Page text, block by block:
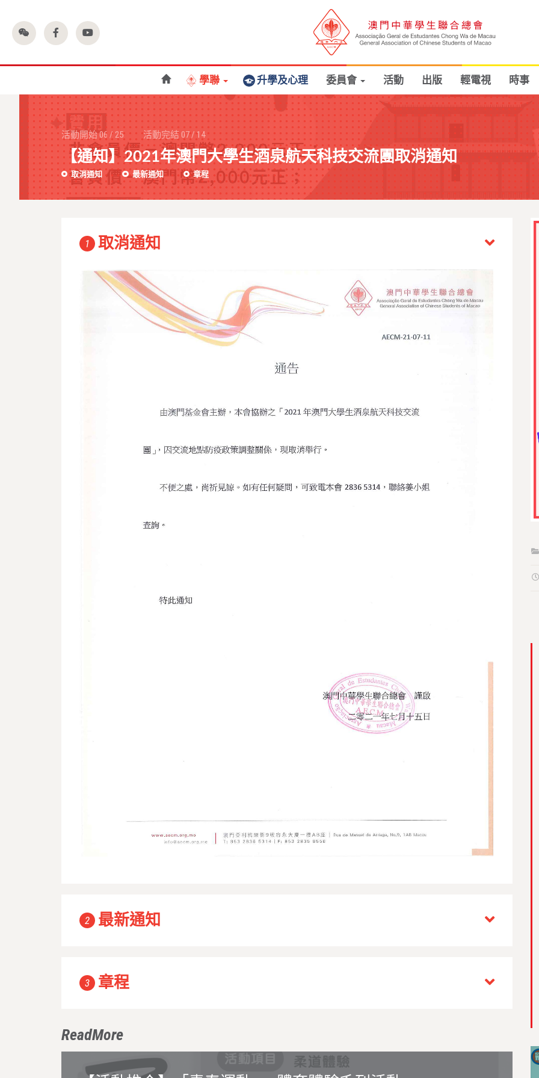
學聯 升學及心理 委員會 活動 出版 輕電視 時事
活動開始06/25 活動完結 07/14
【通知】2021年澳門大學生酒泉航天科技交流團取消通知
取消通知 最新通知 章程
1 取消通知
2 最新通知
3 章程
ReadMore